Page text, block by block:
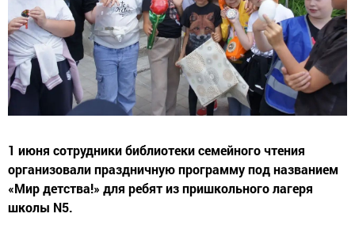
1 июня сотрудники библиотеки семейного чтения
организовали праздничную программу под названием
«Мир детства!» для ребят из пришкольного лагеря
школы N5.